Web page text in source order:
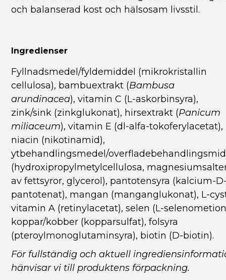
och balanserad kost och hälsosam livsstil.
Ingredienser
Fyllnadsmedel/fyldemiddel (mikrokristallin
cellulosa), bambuextrakt (Bambusa
arundinacea), vitamin C (L-askorbinsyra),
zink/sink (zinkglukonat), hirsextrakt (Panicum
miliaceum), vitamin E (dl-alfa-tokoferylacetat),
niacin (nikotinamid),
ytbehandlingsmedel/
(hydroxipropylmetylcellulosa,
av fettsyror, glycerol), pantotensyra (kalcium-
pantotenat), mangan (manganglukonat), L-
vitamin A (retinylacetat), selen (L-
koppar/kobber (kopparsulfat), folsyra
(pteroylmonoglutaminsyra), biotin (D-biotin).
För fullständig och aktuell
hänvisar vi till produktens förpackning.